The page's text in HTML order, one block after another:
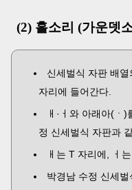
(2) 홀소리 (가운뎃
신세벌식 자판 배
자리에 들어간다.
ㅐ·ㅓ와 아래아(ㆍ
정 신세벌식 자판과
ㅐ는 T 자리에, ㅓ
박경남 수정 신세